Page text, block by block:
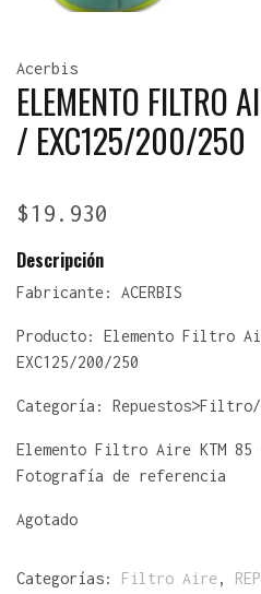
Acerbis
ELEMENTO FILTRO
/ EXC125/200/250
$19.930
Descripción
Fabricante: ACERBIS
Producto: Elemento Filtro
EXC125/200/250
Categoría:
Elemento Filtro Aire KTM 85
Fotografía de referencia
Agotado
Categorías: Filtro Aire ,